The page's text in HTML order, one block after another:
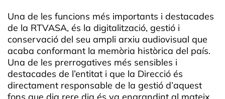
Una de les funcions més importants i destacades
de la RTVASA, és la digitalització, gestió i
conservació del seu ampli arxiu audiovisual que
acaba conformant la memòria històrica del país.
Una de les prerrogatives més sensibles i
destacades de l’entitat i que la Direcció és
directament responsable de la gestió d’aquest